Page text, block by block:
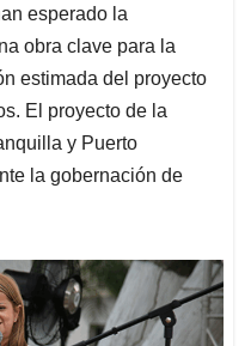
esperado la
obra clave para la
estimada del proyecto
El proyecto de la
y Puerto
la gobernación de